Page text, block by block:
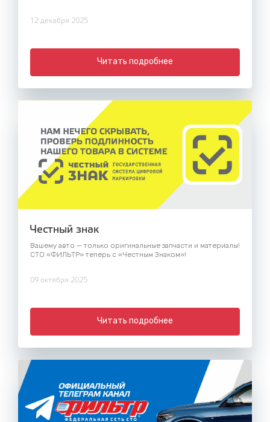
12 декабря 2025
Читать подробнее
Честный знак
Вашему авто — только оригинальные запчасти и материалы!
СТО «ФИЛЬТР» теперь с «Честным Знаком»!
09 октября 2025
Читать подробнее